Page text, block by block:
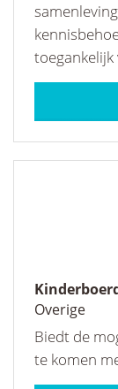
Overige
Biedt de
te komen